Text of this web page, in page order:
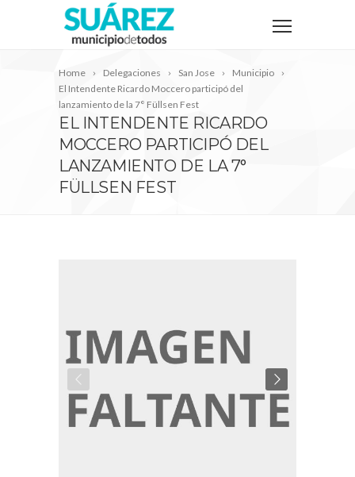
Home Delegaciones San Jose
Municipio
El Intendente Ricardo Moccero participó del
lanzamiento de la 7° Füllsen Fest
EL INTENDENTE RICARDO
MOCCERO PARTICIPÓ DEL
LANZAMIENTO DE LA 7°
FÜLLSEN FEST